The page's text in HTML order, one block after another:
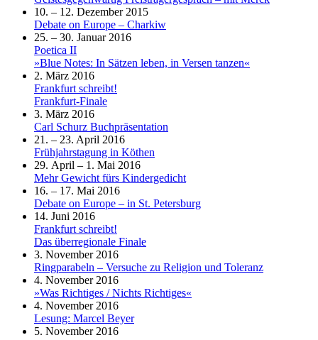
10. – 12. Dezember 2015
Debate on Europe – Charkiw
25. – 30. Januar 2016
Poetica II
»Blue Notes: In Sätzen leben, in Versen tanzen«
2. März 2016
Frankfurt schreibt!
Frankfurt-Finale
3. März 2016
Carl Schurz Buchpräsentation
21. – 23. April 2016
Frühjahrstagung in Köthen
29. April – 1. Mai 2016
Mehr Gewicht fürs Kindergedicht
16. – 17. Mai 2016
Debate on Europe – in St. Petersburg
14. Juni 2016
Frankfurt schreibt!
Das überregionale Finale
3. November 2016
Ringparabeln – Versuche zu Religion und Toleranz
4. November 2016
»Was Richtiges / Nichts Richtiges«
4. November 2016
Lesung: Marcel Beyer
5. November 2016